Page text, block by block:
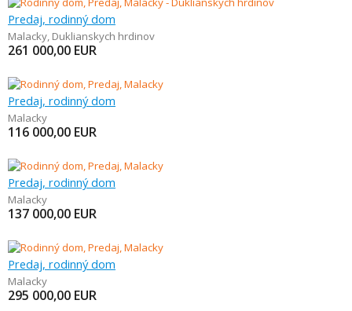
Predaj, rodinný dom
Malacky, Duklianskych hrdinov
261 000,00 EUR
Predaj, rodinný dom
Malacky
116 000,00 EUR
Predaj, rodinný dom
Malacky
137 000,00 EUR
Predaj, rodinný dom
Malacky
295 000,00 EUR